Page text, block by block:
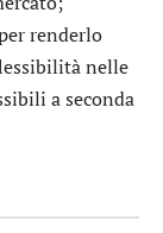
renderlo
nelle
a seconda